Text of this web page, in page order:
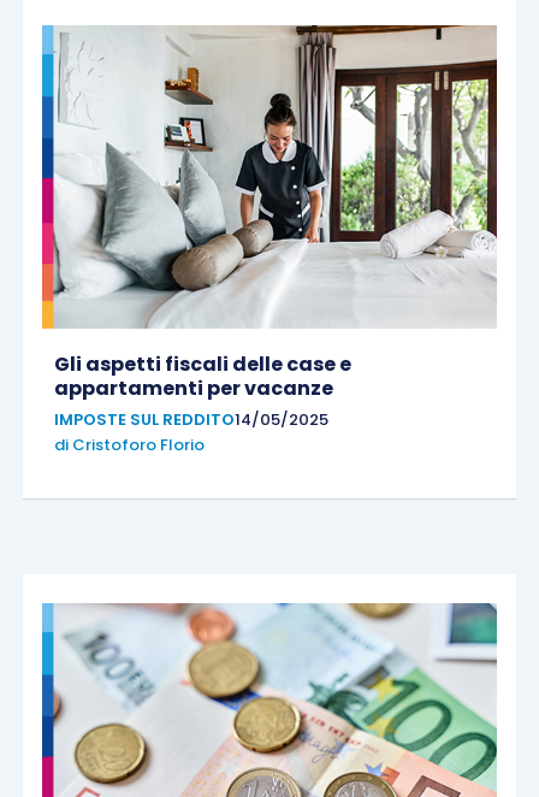
Gli aspetti fiscali delle case e
appartamenti per vacanze
IMPOSTE SUL REDDITO14/05/2025
di Cristoforo Florio